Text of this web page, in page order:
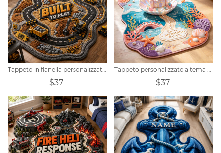
Tappeto in flanella personalizzato a tema cantiere.
$37
Tappeto personalizzato a tema Palazzo delle Sirene Sottomarine
$37